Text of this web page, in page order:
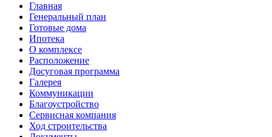
Главная
Генеральный план
Готовые дома
Ипотека
О комплексе
Расположение
Досуговая программа
Галерея
Коммуникации
Благоустройство
Сервисная компания
Ход строительства